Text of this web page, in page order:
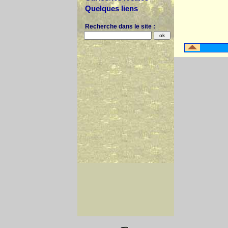
Quelques liens
Recherche dans le site :